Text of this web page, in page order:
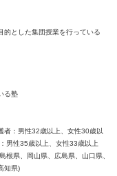
的とした集団授業を行っている
る塾
者：男性32歳以上、女性30歳以
男性35歳以上、女性33歳以上
根県、岡山県、広島県、山口県、
知県)